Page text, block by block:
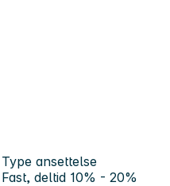
Type ansettelse
Fast, deltid 10% - 20%